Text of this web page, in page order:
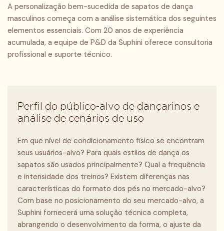
A personalização bem-sucedida de sapatos de dança
masculinos começa com a análise sistemática dos seguintes
elementos essenciais. Com 20 anos de experiência
acumulada, a equipe de P&D da Suphini oferece consultoria
profissional e suporte técnico.
Perfil do público-alvo de dançarinos e
análise de cenários de uso
Em que nível de condicionamento físico se encontram
seus usuários-alvo? Para quais estilos de dança os
sapatos são usados ​​principalmente? Qual a frequência
e intensidade dos treinos? Existem diferenças nas
características do formato dos pés no mercado-alvo?
Com ​​base no posicionamento do seu mercado-alvo, a
Suphini fornecerá uma solução técnica completa,
abrangendo o desenvolvimento da forma, o ajuste da